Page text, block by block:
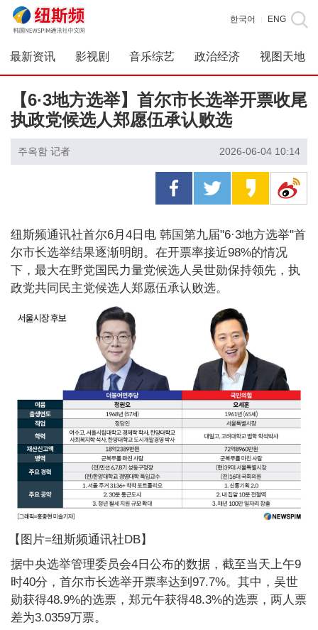
한국어 ENG
最新资讯 影视剧 音乐综艺 政治经济 视图天地
【6·3地方选举】首尔市长选举开票收尾
执政党候选人郑愿伍承认败选
주옥함 记者 2026-06-04 10:14
纽斯频通讯社首尔6月4日电 韩国第九届"6·3地方选举"首
尔市长选举结果逐渐明朗。在开票率接近98%的情况
下，最大在野党国民力量党候选人吴世勋保持领先，执
政党共同民主党候选人郑愿伍承认败选。
【图片=纽斯频通讯社DB】
据中央选举管理委员会4日公布的数据，截至当天上午9
时40分，首尔市长选举开票率达到97.7%。其中，吴世
勋获得48.9%的选票，郑元午获得48.3%的选票，两人票
差为3.0359万票。